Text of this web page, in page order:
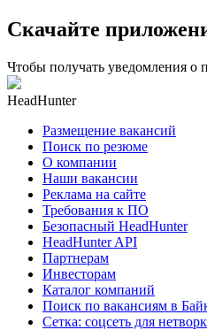
Скачайте
Чтобы получать уведомления о
HeadHunter
Размещение вакансий
Поиск по резюме
О компании
Наши вакансии
Реклама на сайте
Требования к ПО
Безопасный HeadHunter
HeadHunter API
Партнерам
Инвесторам
Каталог компаний
Поиск по вакансиям в
Сетка: соцсеть для